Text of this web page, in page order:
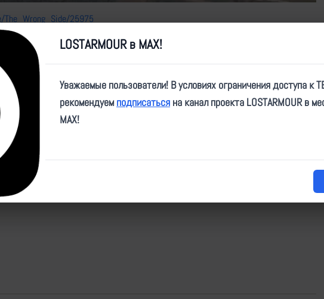
25975
LOSTARMOUR в MAX!
Уважаемые пользователи! В условиях ограничения доступа к
рекомендуем подписаться на канал проекта LOSTARMOUR в
MAX!